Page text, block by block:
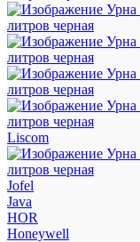
Liscom
Jofel
Java
HOR
Honeywell